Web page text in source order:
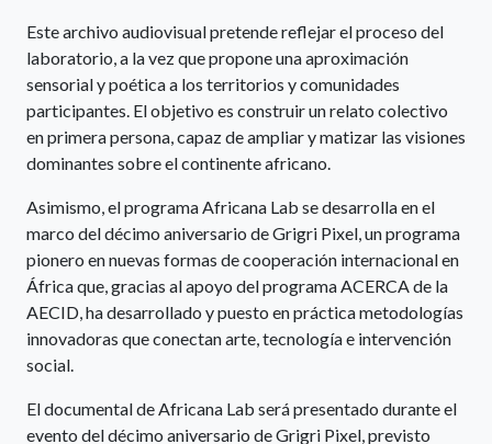
Este archivo audiovisual pretende reflejar el proceso del
laboratorio, a la vez que propone una aproximación
sensorial y poética a los territorios y comunidades
participantes. El objetivo es construir un relato colectivo
en primera persona, capaz de ampliar y matizar las visiones
dominantes sobre el continente africano.
Asimismo, el programa Africana Lab se desarrolla en el
marco del décimo aniversario de Grigri Pixel, un programa
pionero en nuevas formas de cooperación internacional en
África que, gracias al apoyo del programa ACERCA de la
AECID, ha desarrollado y puesto en práctica metodologías
innovadoras que conectan arte, tecnología e intervención
social.
El documental de Africana Lab será presentado durante el
evento del décimo aniversario de Grigri Pixel, previsto